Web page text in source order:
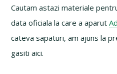
Cautam astazi materiale
data oficiala la care a aparut
cateva sapaturi, am ajuns la
gasiti aici.